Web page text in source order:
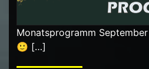
Monatsprogramm
🙂 […]